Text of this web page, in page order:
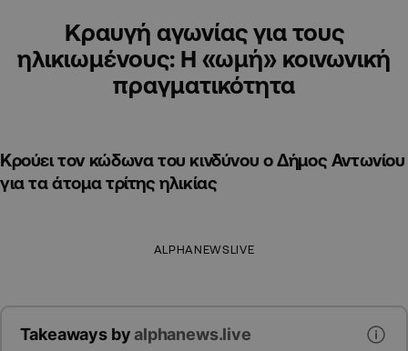
Κραυγή αγωνίας για τους
ηλικιωμένους: Η «ωμή» κοινωνική
πραγματικότητα
Κρούει τον κώδωνα του κινδύνου ο Δήμος Αντωνίου
για τα άτομα τρίτης ηλικίας
ALPHANEWSLIVE
Takeaways byalphanews.live